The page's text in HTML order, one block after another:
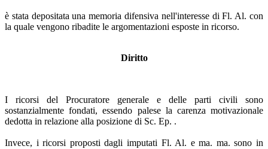
è stata depositata una memoria difensiva nell'interesse di Fl. Al. con
la quale vengono ribadite le argomentazioni esposte in ricorso.
Diritto
I ricorsi del Procuratore generale e delle parti civili sono
sostanzialmente fondati, essendo palese la carenza motivazionale
dedotta in relazione alla posizione di Sc. Ep. .
Invece, i ricorsi proposti dagli imputati Fl. Al. e ma. ma. sono in